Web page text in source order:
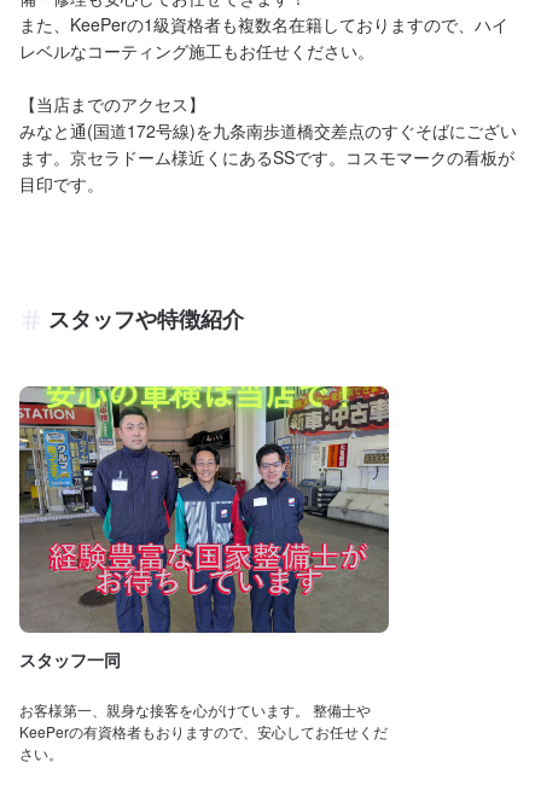
また、KeePerの1級資格者も複数名在籍しておりますので、ハイ
レベルなコーティング施工もお任せください。
【当店までのアクセス】
みなと通(国道172号線)を九条南歩道橋交差点のすぐそばにござい
ます。京セラドーム様近くにあるSSです。コスモマークの看板が
目印です。
スタッフや特徴紹介
スタッフ一同
お客様第一、親身な接客を心がけています。 整備士や
KeePerの有資格者もおりますので、安心してお任せくだ
さい。